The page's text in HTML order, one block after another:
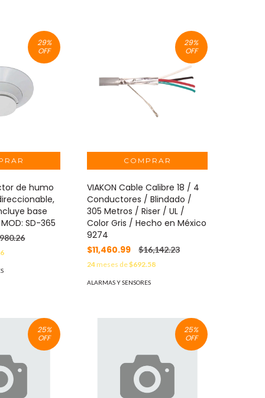
29%
OFF
de humo
base
SD-365
29%
OFF
VIAKON Cable Calibre 18 / 4
Conductores / Blindado /
305 Metros / Riser / UL /
Color Gris / Hecho en México
9274
$11,460.99
$16,142.23
24meses de$692.58
ALARMAS Y SENSORES
25%
OFF
25%
OFF